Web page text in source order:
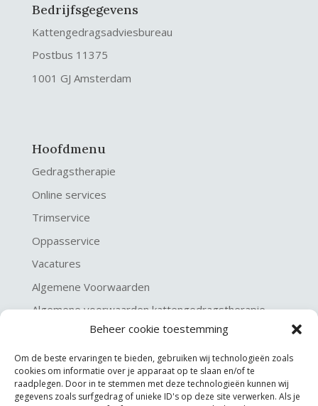
Beheer cookie toestemming
Om de beste ervaringen te bieden, gebruiken wij technologieën zoals
cookies om informatie over je apparaat op te slaan en/of te
raadplegen. Door in te stemmen met deze technologieën kunnen wij
gegevens zoals surfgedrag of unieke ID's op deze site verwerken. Als je
Bedrijfsgegevens
Kattengedragsadviesbureau
Postbus 11375
1001 GJ Amsterdam
Hoofdmenu
Gedragstherapie
Online services
Trimservice
Oppasservice
Vacatures
Algemene Voorwaarden
Algemene voorwaarden kattengedragstherapie
Privacy verklaring
Disclaimer & Copyright